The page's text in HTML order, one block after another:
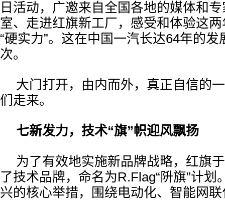
日活动，广邀来自全国各地的媒体和
室、走进红旗新工厂，感受和体验这
“硬实力”。这在中国一汽长达64年的
次。
大门打开，由内而外，真正自信的
们走来。
七新发力，技术“旗”帜迎风飘扬
为了有效地实施新品牌战略，红旗
了技术品牌，命名为R.Flag“阩旗”计划
兴的核心举措，围绕电动化、智能网